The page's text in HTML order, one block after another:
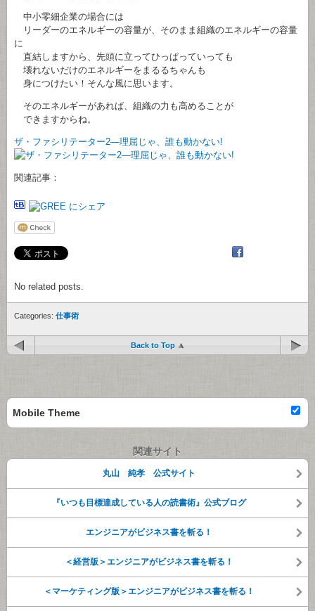
中小零細企業の場合には
リーダーのエネルギーの容量が、そのまま組織のエネルギーの容量
に
直結しますから、先頭に立ってひっぱっていっても
壊れないだけのエネルギーをまるるちゃんも
身につけたい！そんな風に思います。
そのエネルギーがあれば、組織の力も高めることが
できますからね。
ザ・ファシリテーター2―理屈じゃ、誰も動かない!
関連記事：
No related posts.
Categories: 仕事術
Back to Top
Mobile Theme
関連サイト
丸山 純孝 公式サイト
『いつも目標達成している人の読書術』公式ブログ
エンジニアがビジネス書を斬る！
＜経営版＞エンジニアがビジネス書を斬る！
＜マーケティング版＞エンジニアがビジネス書を斬る！